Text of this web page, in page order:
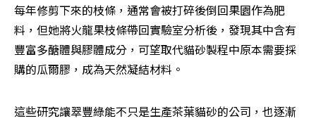
每年修剪下來的枝條，通常會被打碎後倒回果園作為肥
料，但她將火龍果枝條帶回實驗室分析後，發現其中含有
豐富多醣體與膠體成分，可望取代貓砂製程中原本需要採
購的瓜爾膠，成為天然凝結材料。
這些研究讓翠豐綠能不只是生產茶葉貓砂的公司，也逐漸